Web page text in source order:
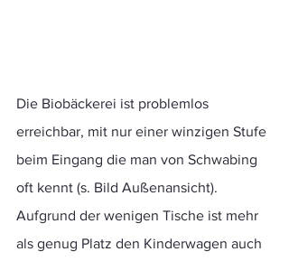
Die Biobäckerei ist problemlos
erreichbar, mit nur einer winzigen Stufe
beim Eingang die man von Schwabing
oft kennt (s. Bild Außenansicht).
Aufgrund der wenigen Tische ist mehr
als genug Platz den Kinderwagen auch